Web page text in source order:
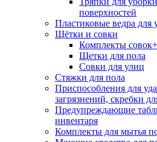
поверхностей
Пластиковые ведра для
Щётки и совки
Комплекты
Щетки для пола
Совки для улиц
Стяжки для пола
Приспособления для
загрязнений, скребки
Предупреждающие
инвентаря
Комплекты для мытья